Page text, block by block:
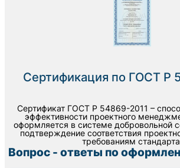
Сертификация по ГОСТ Р
Сертификат ГОСТ Р 54869-2011 –
эффективности проектного
оформляется в системе добровольной
подтверждение соответствия
требованиям
Вопрос - ответы по